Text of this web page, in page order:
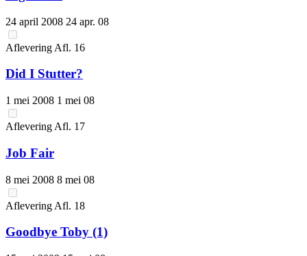
24 april 2008 24 apr. 08
Aflevering Afl. 16
Did I Stutter?
1 mei 2008 1 mei 08
Aflevering Afl. 17
Job Fair
8 mei 2008 8 mei 08
Aflevering Afl. 18
Goodbye Toby (1)